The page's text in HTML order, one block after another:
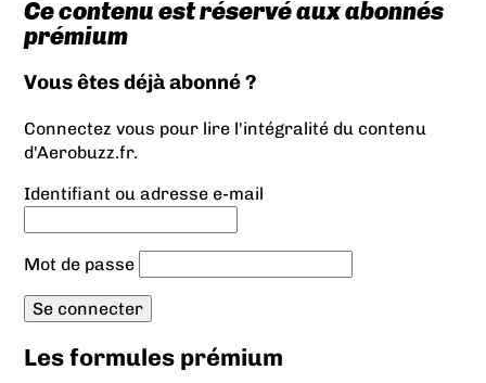
Ce contenu est réservé aux abonnés
prémium
Vous êtes déjà abonné ?
Connectez vous pour lire l'intégralité du contenu
d'Aerobuzz.fr.
Identifiant ou adresse e-mail
Mot de passe
Les formules prémium